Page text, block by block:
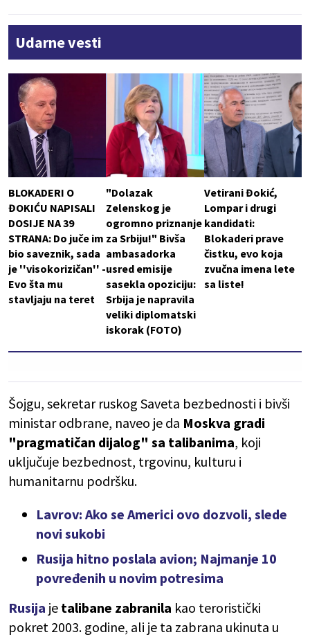
Udarne vesti
BLOKADERI O
ĐOKIĆU NAPISALI
DOSIJE NA 39
STRANA: Do juče im
bio saveznik, sada
je ''visokorizičan'' -
Evo šta mu
stavljaju na teret
"Dolazak
Zelenskog je
ogromno priznanje
za Srbiju!" Bivša
ambasadorka
usred emisije
sasekla opoziciju:
Srbija je napravila
veliki diplomatski
iskorak (FOTO)
Vetirani Đokić,
Lompar i drugi
kandidati:
Blokaderi prave
čistku, evo koja
zvučna imena lete
sa liste!
Šojgu, sekretar ruskog Saveta bezbednosti i bivši
ministar odbrane, naveo je da Moskva gradi
"pragmatičan dijalog" sa talibanima, koji
uključuje bezbednost, trgovinu, kulturu i
humanitarnu podršku.
Lavrov: Ako se Americi ovo dozvoli, slede
novi sukobi
Rusija hitno poslala avion; Najmanje 10
povređenih u novim potresima
Rusija je talibane zabranila kao teroristički
pokret 2003. godine, ali je ta zabrana ukinuta u